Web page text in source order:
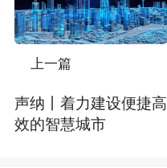
上一篇
声纳丨着力建设便捷高
效的智慧城市